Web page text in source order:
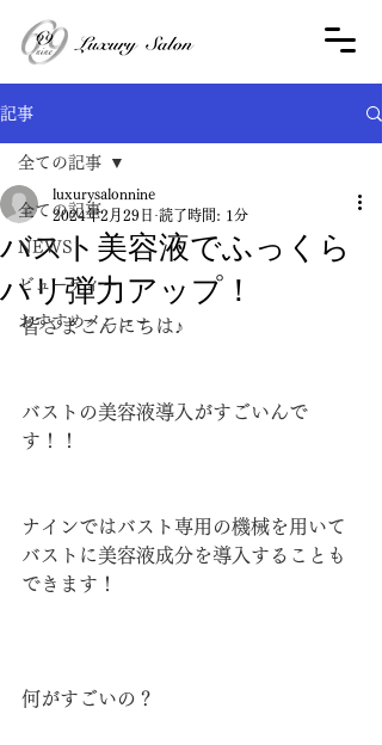
記事
全ての記事
NEWS
ビューティー
おすすめメニュー
全ての記事
バスト美容液でふっくら
ハリ弾力アップ！
luxurysalonnine
2024年2月29日 読了時間: 1分
皆さまこんにちは♪
バストの美容液導入がすごいんで
す！！
ナインではバスト専用の機械を用いて
バストに美容液成分を導入することも
できます！
何がすごいの？